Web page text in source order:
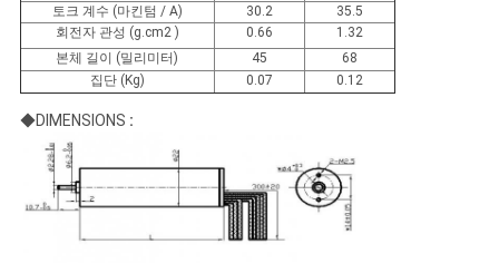
토크 계수 (마킨텀 / A)
30.2
35.5
회전자 관성 (g.cm2 )
0.66
1.32
본체 길이 (밀리미터)
45
68
집단 (Kg)
0.07 0.12
◆DIMENSIONS :